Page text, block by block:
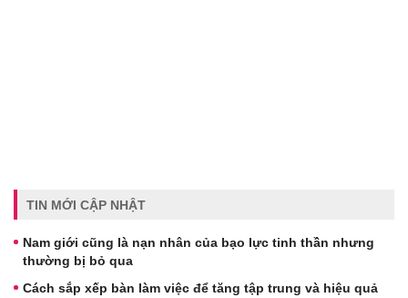
TIN MỚI CẬP NHẬT
Nam giới cũng là nạn nhân của bạo lực tinh thần nhưng
thường bị bỏ qua
Cách sắp xếp bàn làm việc để tăng tập trung và hiệu quả